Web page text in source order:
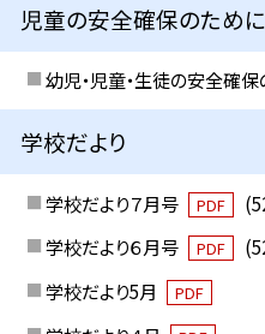
児童の安全確保のために
幼児・児童・生徒の安全確
学校だより
学校だより７月号 PDF
学校だより６月号
PDF
学校だより5月
PDF